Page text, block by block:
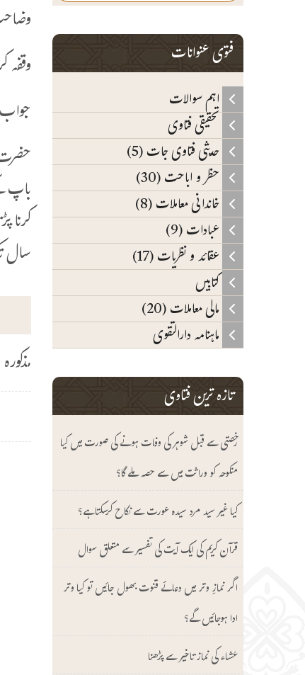
باپ
سال
فتوی عنوانات
اہم سوالات
تحقیقی فتاوی
حدیثی فتاوی جات (5)
حظر و اباحت (30)
خاندانی معاملات (8)
عبادات (9)
عقائد و نظریات (17)
کتابیں
مالی معاملات (20)
ماہنامہ دارالتقوی
تازہ ترین فتاوی
رخصتی سے قبل شوہر کی وفات ہونے کی صورت میں کیا
منکوحہ کو وراثت میں سے حصہ ملے گا؟
کیا غیر سید مرد سیدہ عورت سے نکاح کرسکتا ہے؟
قرآن کریم کی ایک آیت کی تفسیر سے متعلق سوال
اگر نمازِ وتر میں دعائے قنوت بھول جائیں تو کیا وتر
ادا ہوجائیں گے؟
عشاء کی نماز تاخیر سے پڑھنا